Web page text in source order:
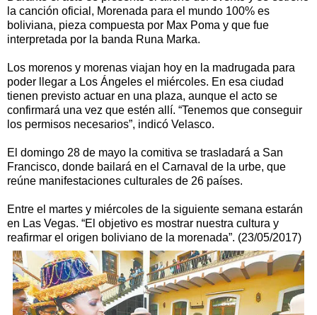
la canción oficial, Morenada para el mundo 100% es
boliviana, pieza compuesta por Max Poma y que fue
interpretada por la banda Runa Marka.
Los morenos y morenas viajan hoy en la madrugada para
poder llegar a Los Ángeles el miércoles. En esa ciudad
tienen previsto actuar en una plaza, aunque el acto se
confirmará una vez que estén allí. “Tenemos que conseguir
los permisos necesarios”, indicó Velasco.
El domingo 28 de mayo la comitiva se trasladará a San
Francisco, donde bailará en el Carnaval de la urbe, que
reúne manifestaciones culturales de 26 países.
Entre el martes y miércoles de la siguiente semana estarán
en Las Vegas. “El objetivo es mostrar nuestra cultura y
reafirmar el origen boliviano de la morenada”. (23/05/2017)